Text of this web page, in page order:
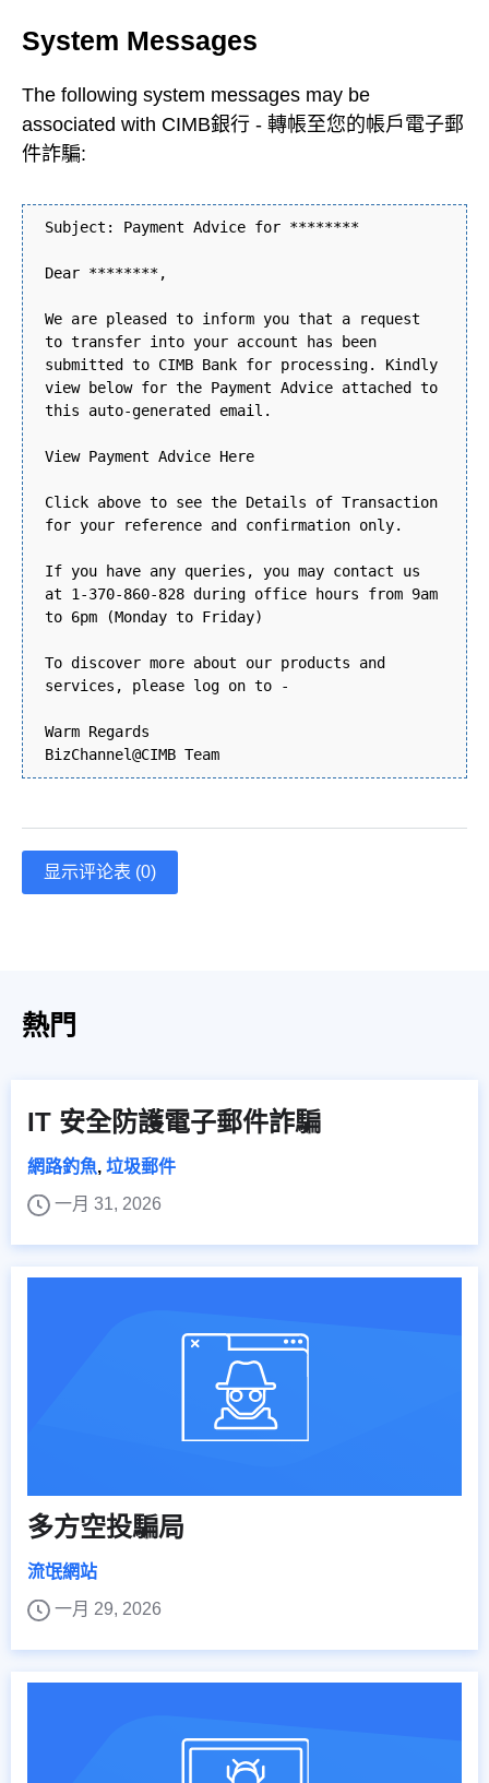
System Messages
The following system messages may be
associated with CIMB銀行 - 轉帳至您的帳戶電子郵
件詐騙:
Subject: Payment Advice for ********
Dear ********,
We are pleased to inform you that a request
to transfer into your account has been
submitted to CIMB Bank for processing. Kindly
view below for the Payment Advice attached to
this auto-generated email.
View Payment Advice Here
Click above to see the Details of Transaction
for your reference and confirmation only.
If you have any queries, you may contact us
at 1-370-860-828 during office hours from 9am
to 6pm (Monday to Friday)
To discover more about our products and
services, please log on to -
Warm Regards
BizChannel@CIMB Team
显示评论表 (0)
熱門
IT 安全防護電子郵件詐騙
網路釣魚, 垃圾郵件
一月 31, 2026
多方空投騙局
流氓網站
一月 29, 2026